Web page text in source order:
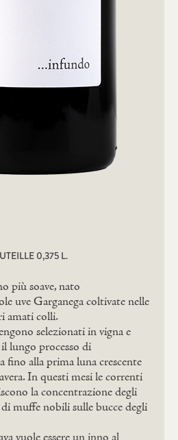
0,375 L.
più soave, nato
uve Garganega coltivate nelle
amati colli.
selezionati in vigna e
lungo processo di
fino alla prima luna crescente
In questi mesi le correnti
la concentrazione degli
muffe nobili sulle bucce degli